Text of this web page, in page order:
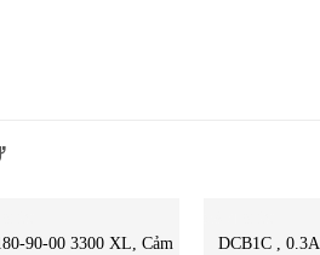
90-00 3300 XL, Cảm
DCB1C ,